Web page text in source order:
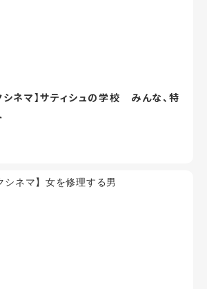
シネマ】サティシュの学校 みんな、特